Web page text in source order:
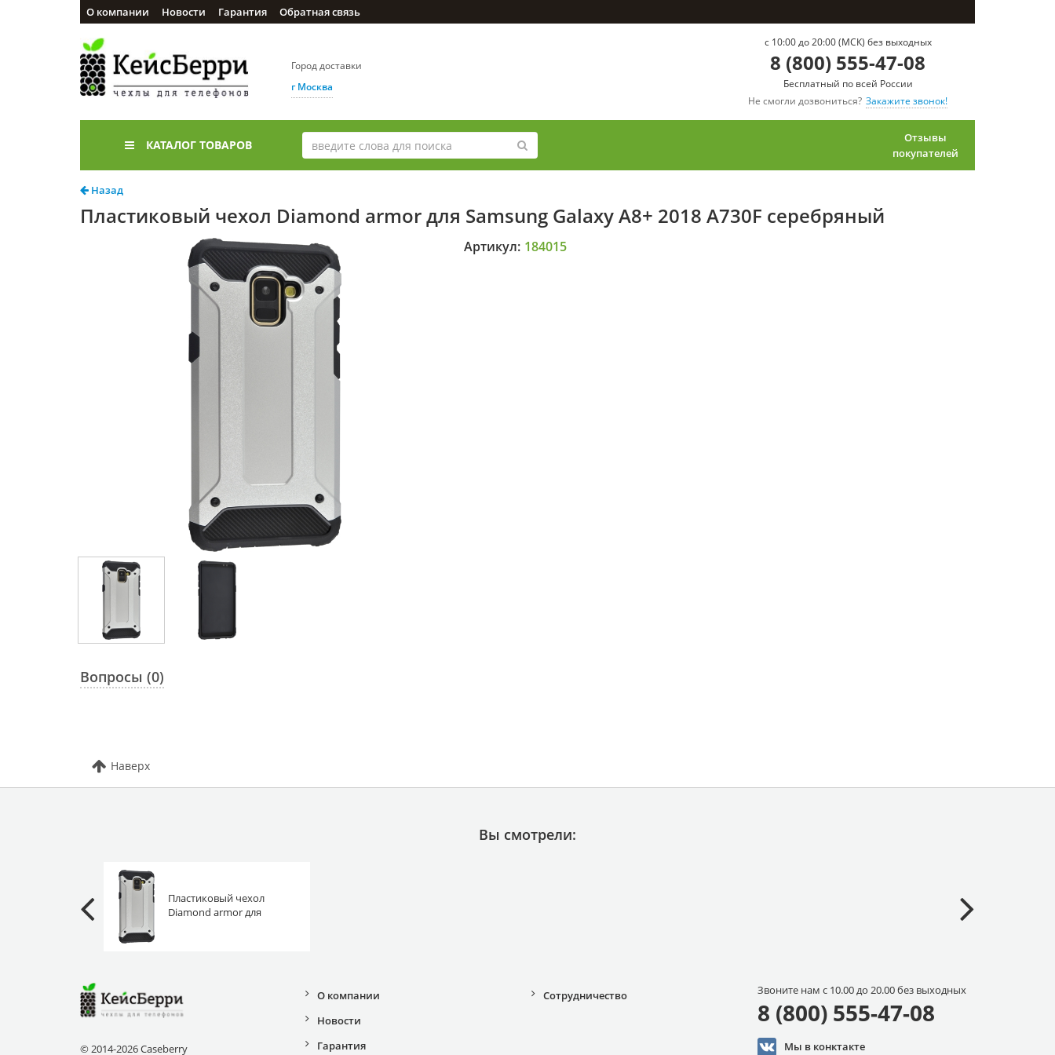
О компании Новости Гарантия Обратная связь
Город доставки
г Москва
c 10:00 до 20:00 (МСК) без выходных
8 (800) 555-47-08
Бесплатный по всей России
Не смогли дозвониться? Закажите звонок!
КАТАЛОГ ТОВАРОВ
Отзывы
покупателей
Назад
Пластиковый чехол Diamond armor для Samsung Galaxy A8+ 2018 A730F серебряный
Артикул: 184015
Вопросы (0)
Наверх
Вы смотрели:
Пластиковый чехол
Diamond armor для
© 2014-2026 Caseberry
О компании
Новости
Гарантия
Сотрудничество Звоните нам с 10.00 до 20.00 без выходных
8 (800) 555-47-08
Мы в конктакте